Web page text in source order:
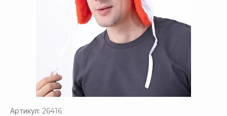
Артикул: 26416